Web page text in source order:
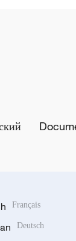
Français
Deutsch